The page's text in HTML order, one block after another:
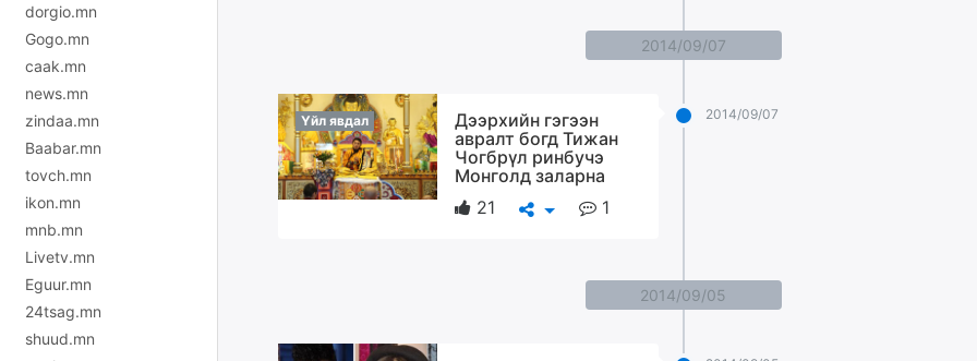
dorgio.mn
Gogo.mn
caak.mn
news.mn
zindaa.mn
Baabar.mn
tovch.mn
ikon.mn
mnb.mn
Livetv.mn
Eguur.mn
24tsag.mn
shuud.mn
2014/09/07
2014/09/07
Үйл явдал
Дээрхийн гэгээн
авралт богд Тижан
Чогбрүл ринбучэ
Монголд заларна
21
1
2014/09/05